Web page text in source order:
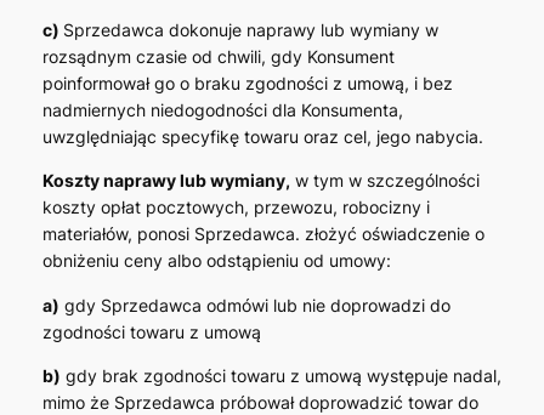
c) Sprzedawca dokonuje naprawy lub wymiany w
rozsądnym czasie od chwili, gdy Konsument
poinformował go o braku zgodności z umową, i bez
nadmiernych niedogodności dla Konsumenta,
uwzględniając specyfikę towaru oraz cel, jego nabycia.
Koszty naprawy lub wymiany, w tym w szczególności
koszty opłat pocztowych, przewozu, robocizny i
materiałów, ponosi Sprzedawca. złożyć oświadczenie o
obniżeniu ceny albo odstąpieniu od umowy:
a) gdy Sprzedawca odmówi lub nie doprowadzi do
zgodności towaru z umową
b) gdy brak zgodności towaru z umową występuje nadal,
mimo że Sprzedawca próbował doprowadzić towar do